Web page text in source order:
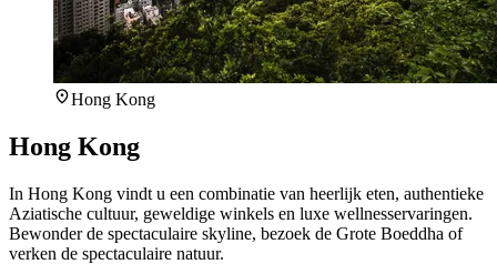
Hong Kong
Hong Kong
In Hong Kong vindt u een combinatie van heerlijk eten, authentieke
Aziatische cultuur, geweldige winkels en luxe wellnesservaringen.
Bewonder de spectaculaire skyline, bezoek de Grote Boeddha of
verken de spectaculaire natuur.